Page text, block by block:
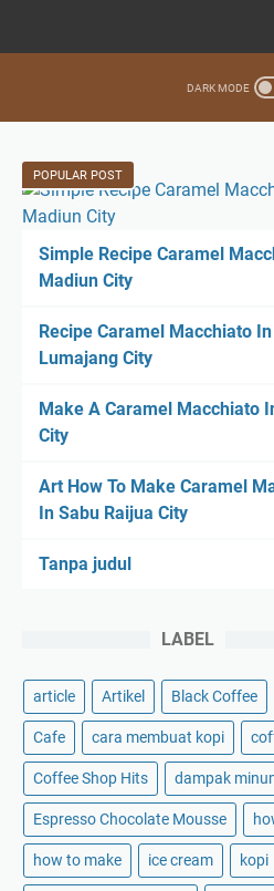
POPULAR POST
Simple Recipe Caramel
Madiun City
Recipe Caramel Macchiato In
Lumajang City
Make A Caramel Macchiato
City
Art How To Make Caramel
In Sabu Raijua City
Tanpa judul
LABEL
article Artikel Black Coffee
Cafe cara membuat kopi
Coffee Shop Hits dampak
Espresso Chocolate Mousse
how to make ice cream kopi